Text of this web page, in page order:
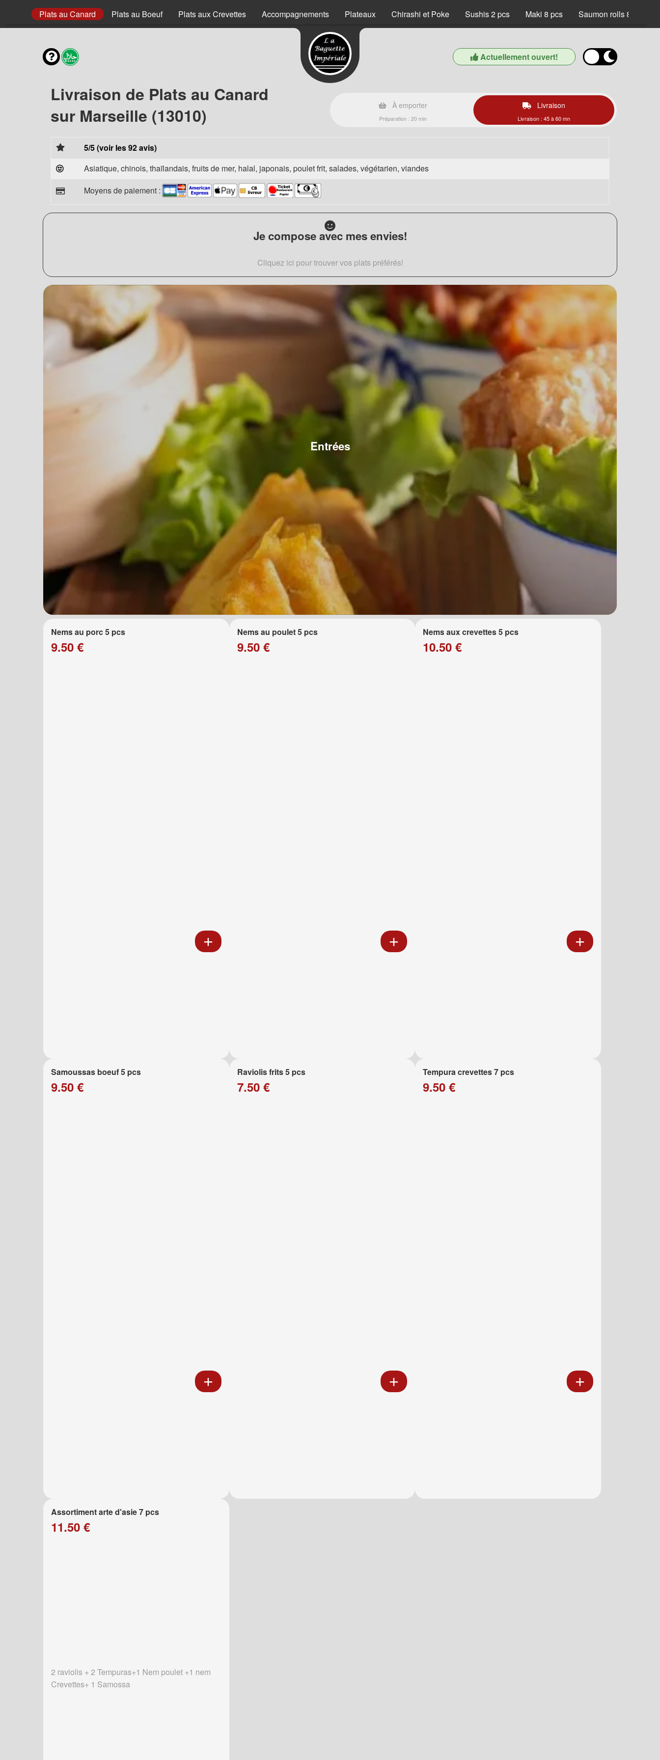
Plats au Canard Plats au Boeuf Plats aux Crevettes Accompagnements Plateaux Chirashi et Poke Sushis 2 pcs Maki 8 pcs Saumon rolls 8 pcs
Actuellement ouvert!
Livraison de Plats au Canard
sur Marseille (13010)
À emporter
Préparation : 20 min
Livraison
Livraison : 45 à 60 mn
5/5 (voir les 92 avis)
Asiatique, chinois, thaïlandais, fruits de mer, halal, japonais, poulet frit, salades, végétarien, viandes
Moyens de paiement :
Je compose avec mes envies!
Cliquez ici pour trouver vos plats préférés!
Entrées
Nems au porc 5 pcs
9.50 €
Nems au poulet 5 pcs
9.50 €
Nems aux crevettes 5 pcs
10.50 €
Samoussas boeuf 5 pcs
9.50 €
Raviolis frits 5 pcs
7.50 €
Tempura crevettes 7 pcs
9.50 €
Assortiment arte d'asie 7 pcs
11.50 €
2 raviolis + 2 Tempuras+1 Nem poulet +1 nem
Crevettes+ 1 Samossa